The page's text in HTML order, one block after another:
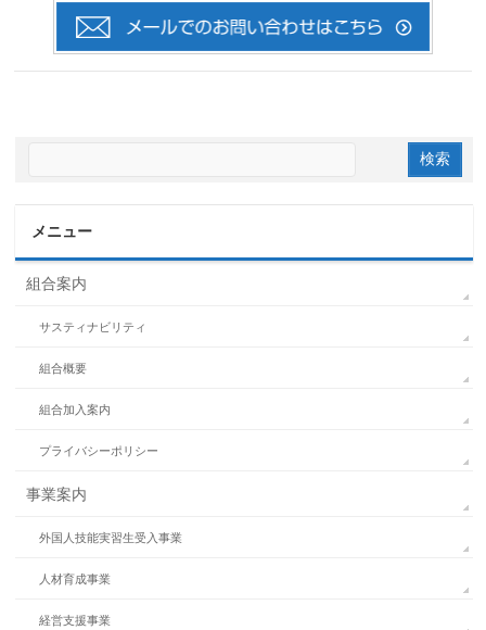
メニュー
組合案内
サスティナビリティ
組合概要
組合加入案内
プライバシーポリシー
事業案内
外国人技能実習生受入事業
人材育成事業
経営支援事業